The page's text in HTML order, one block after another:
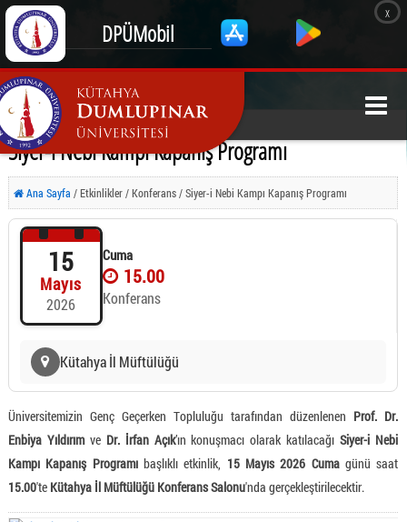
DPÜMobil
x
Siyer-i Nebi Kampı Kapanış Programı
Ana Sayfa / Etkinlikler / Konferans / Siyer-i Nebi Kampı Kapanış Programı
15
Mayıs
2026
Cuma
15.00
Konferans
Kütahya İl Müftülüğü
Üniversitemizin Genç Geçerken Topluluğu tarafından düzenlenen Prof. Dr.
Enbiya Yıldırım ve Dr. İrfan Açık’ın konuşmacı olarak katılacağıSiyer-i Nebi
Kampı Kapanış Programı başlıklı etkinlik, 15 Mayıs 2026 Cumagünü saat
15.00'te Kütahya İl Müftülüğü Konferans Salonu'nda gerçekleştirilecektir.